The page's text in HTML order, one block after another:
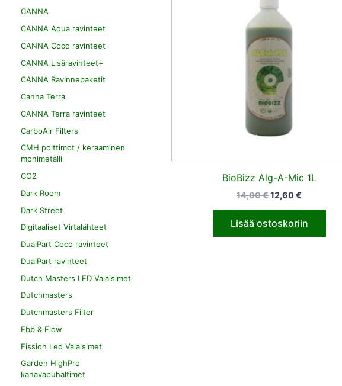
CANNA
CANNA Aqua ravinteet
CANNA Coco ravinteet
CANNA Lisäravinteet+
CANNA Ravinnepaketit
Canna Terra
CANNA Terra ravinteet
CarboAir Filters
CMH polttimot / keraaminen
monimetalli
CO2
Dark Room
Dark Street
Digitaaliset Virtalähteet
DualPart Coco ravinteet
DualPart ravinteet
Dutch Masters LED Valaisimet
Dutchmasters
Dutchmasters Filter
Ebb & Flow
Fission Led Valaisimet
Garden HighPro
kanavapuhaltimet
BioBizz Alg-A-Mic 1L
14,00€12,60€
Lisää ostoskoriin